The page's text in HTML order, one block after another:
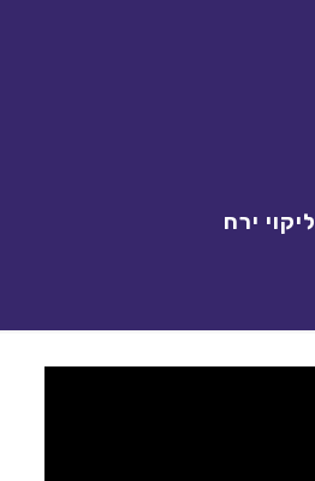
ליקוי ירח